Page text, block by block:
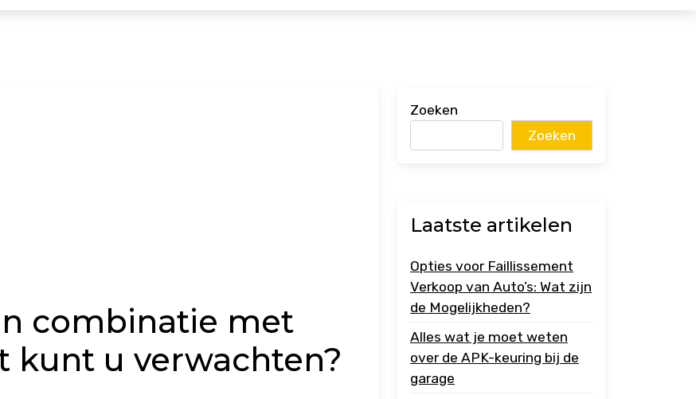
combinatie met
kunt u verwachten?
Zoeken
Zoeken
Laatste artikelen
Opties voor Faillissement
Verkoop van Auto’s: Wat zijn
de Mogelijkheden?
Alles wat je moet weten
over de APK-keuring bij de
garage